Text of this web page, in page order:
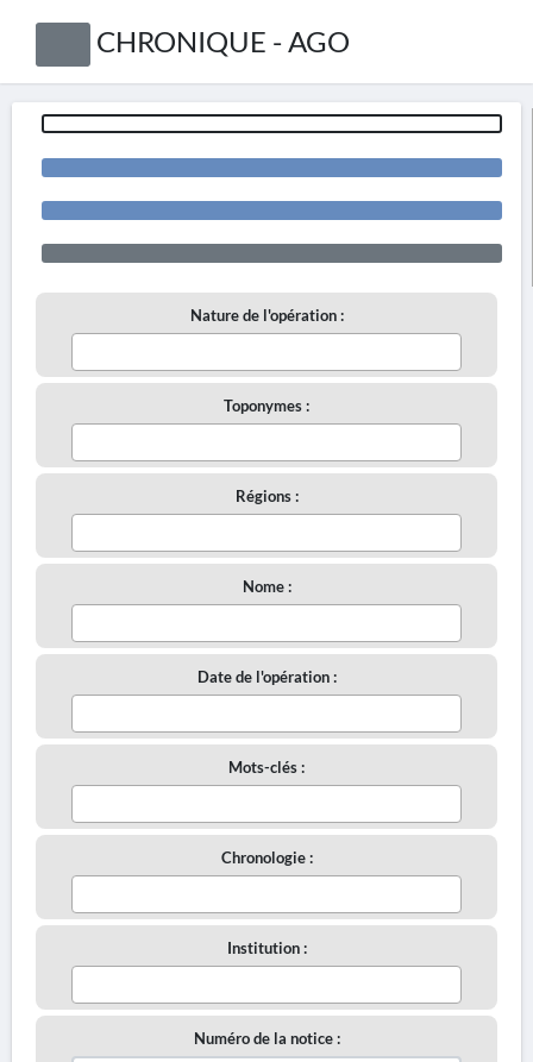
CHRONIQUE - AGO
Nature de l'opération :
Toponymes :
Régions :
Nome :
Date de l'opération :
Mots-clés :
Chronologie :
Institution :
Numéro de la notice :